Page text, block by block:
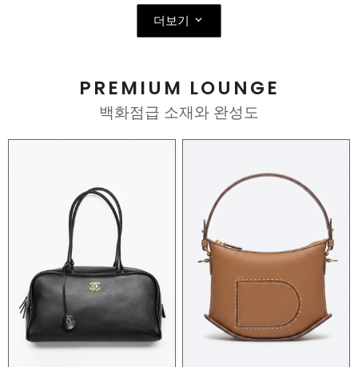
더보기
PREMIUM LOUNGE
백화점급 소재와 완성도